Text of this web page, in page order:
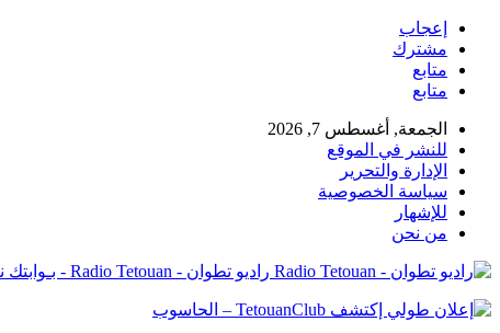
إعجاب
مشترك
متابع
متابع
الجمعة, أغسطس 7, 2026
للنشر في الموقع
الإدارة والتحرير
سياسة الخصوصية
للإشهار
من نحن
راديو تطوان - Radio Tetouan - بـوابتك نـحو الخبر